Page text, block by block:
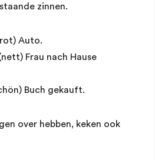
zinnen.
Auto.
Frau nach Hause
Buch gekauft.
over hebben, keken ook